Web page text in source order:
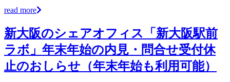
read more
新大阪のシェアオフィス「新大阪駅前
ラボ」年末年始の内見・問合せ受付休
止のおしらせ（年末年始も利用可能）